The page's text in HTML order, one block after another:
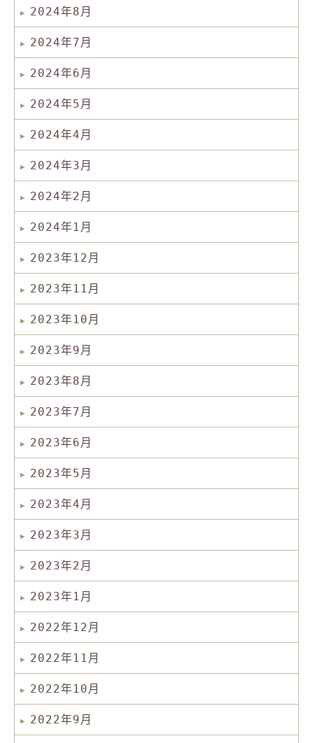
2024年8月
2024年7月
2024年6月
2024年5月
2024年4月
2024年3月
2024年2月
2024年1月
2023年12月
2023年11月
2023年10月
2023年9月
2023年8月
2023年7月
2023年6月
2023年5月
2023年4月
2023年3月
2023年2月
2023年1月
2022年12月
2022年11月
2022年10月
2022年9月